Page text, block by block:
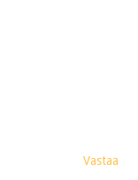
Vastaa